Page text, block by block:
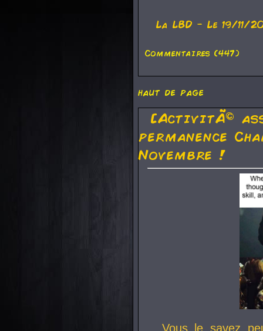
La LBD - Le 19/11/
Commentaires (447)
haut de page
[ActivitÃ©
permanence
Novembre !
Vous le savez